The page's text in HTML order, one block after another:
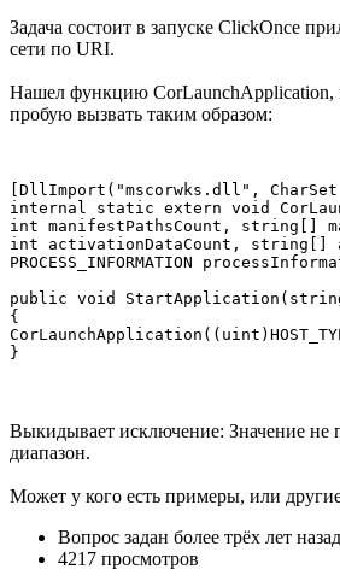
Задача состоит в запуске ClickOnce
сети по URI.
Нашел функцию CorLaunchApplication,
пробую вызвать таким образом:
[DllImport("mscorwks.dll",
internal static extern void
int manifestPathsCount, string[]
int activationDataCount, string[]
PROCESS_INFORMATION
public void
{
Выкидывает исключение: Значение не
диапазон.
Может у кого есть примеры, или
Вопрос задан более трёх лет назад
4217 просмотров